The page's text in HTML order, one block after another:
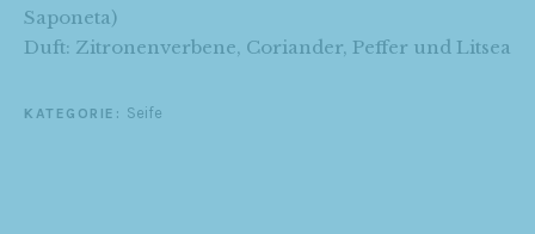
Saponeta)
Duft: Zitronenverbene, Coriander, Peffer und Litsea
KATEGORIE: Seife